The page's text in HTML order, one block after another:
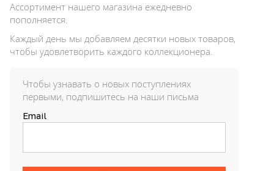
Ассортимент нашего магазина ежедневно
пополняется.
Каждый день мы добавляем десятки новых товаров,
чтобы удовлетворить каждого коллекционера.
Чтобы узнавать о новых поступлениях
первыми, подпишитесь на наши письма
Email